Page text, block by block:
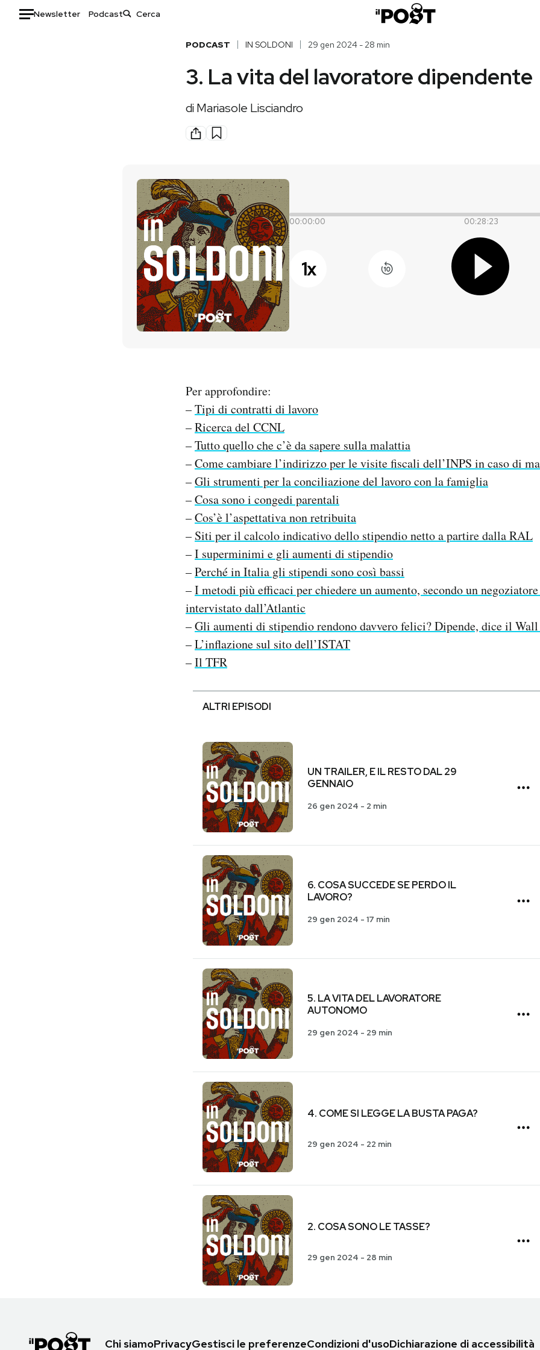
Newsletter Podcast
Consumismi
Media
Europa
Altrecose
Mondiali calcio 2026
PODCAST IN SOLDONI 29 gen 2024 - 28 min
3. La vita del lavoratore dipendente
diMariasole Lisciandro
00:00:00 00:28:23
1x
Per approfondire:
–Tipi di contratti di lavoro
–Ricerca del CCNL
–Tutto quello che c’è da sapere sulla malattia
–Come cambiare l’indirizzo per le visite fiscali dell’INPS in caso di
–Gli strumenti per la conciliazione del lavoro con la famiglia
–Cosa sono i congedi parentali
–Cos’è l’aspettativa non retribuita
– Siti per il calcolo indicativo dello stipendio netto a partire dalla RAL
–I superminimi e gli aumenti di stipendio
–Perché in Italia gli stipendi sono così bassi
–I metodi più efficaci per chiedere un aumento, secondo un
intervistato dall’Atlantic
–Gli aumenti di stipendio rendono davvero felici? Dipende, dice il
–L’inflazione sul sito dell’ISTAT
–Il TFR
ALTRI EPISODI
UN TRAILER, E IL RESTO DAL 29
GENNAIO
26 gen 2024 - 2 min
6. COSA SUCCEDE SE PERDO IL
LAVORO?
29 gen 2024 - 17 min
5. LA VITA DEL LAVORATORE
AUTONOMO
29 gen 2024 - 29 min
4. COME SI LEGGE LA BUSTA PAGA?
29 gen 2024 - 22 min
2. COSA SONO LE TASSE?
29 gen 2024 - 28 min
Chi siamoPrivacyGestisci le preferenzeCondizioni d'usoDichiarazione di accessibilità